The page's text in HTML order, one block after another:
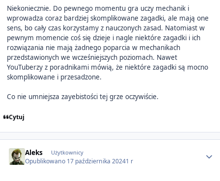
Niekoniecznie. Do pewnego momentu gra uczy mechanik i
wprowadza coraz bardziej skomplikowane zagadki, ale mają one
sens, bo cały czas korzystamy z nauczonych zasad. Natomiast w
pewnym momencie coś się dzieje i nagle niektóre zagadki i ich
rozwiązania nie mają żadnego poparcia w mechanikach
przedstawionych we wcześniejszych poziomach. Nawet
YouTuberzy z poradnikami mówią, że niektóre zagadki są mocno
skomplikowane i przesadzone.
Co nie umniejsza zayebistości tej grze oczywiście.
Cytuj
Aleks Użytkownicy
Opublikowano 17 października 20241 r